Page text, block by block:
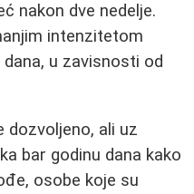
nakon dve nedelje.
intenzitetom
u zavisnosti od
dozvoljeno, ali uz
bar godinu dana kako
osobe koje su